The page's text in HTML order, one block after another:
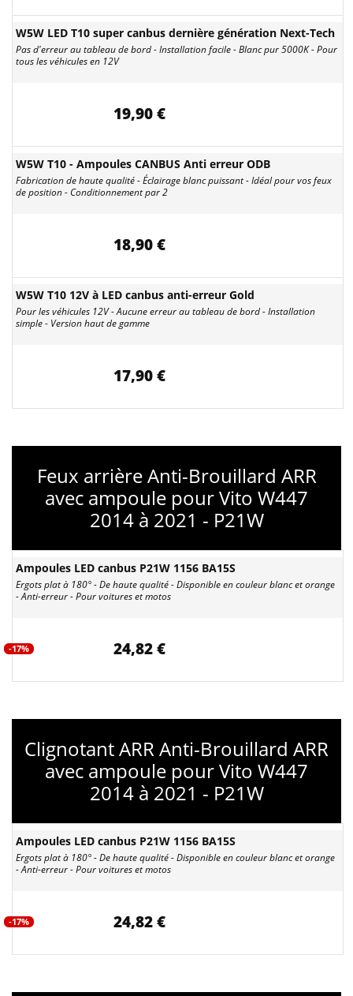
W5W LED T10 super canbus dernière génération Next-Tech
Pas d'erreur au tableau de bord - Installation facile - Blanc pur 5000K - Pour
tous les véhicules en 12V
19,90 €
W5W T10 - Ampoules CANBUS Anti erreur ODB
Fabrication de haute qualité - Éclairage blanc puissant - Idéal pour vos feux
de position - Conditionnement par 2
18,90 €
W5W T10 12V à LED canbus anti-erreur Gold
Pour les véhicules 12V - Aucune erreur au tableau de bord - Installation
simple - Version haut de gamme
17,90 €
Feux arrière Anti-Brouillard ARR
avec ampoule pour Vito W447
2014 à 2021 - P21W
Ampoules LED canbus P21W 1156 BA15S
Ergots plat à 180° - De haute qualité - Disponible en couleur blanc et orange
- Anti-erreur - Pour voitures et motos
-17% 24,82 €
Clignotant ARR Anti-Brouillard ARR
avec ampoule pour Vito W447
2014 à 2021 - P21W
Ampoules LED canbus P21W 1156 BA15S
Ergots plat à 180° - De haute qualité - Disponible en couleur blanc et orange
- Anti-erreur - Pour voitures et motos
-17% 24,82 €